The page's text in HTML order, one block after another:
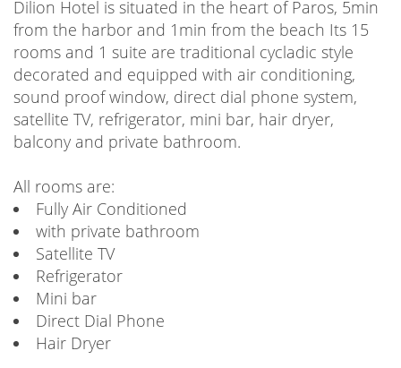
Dilion Hotel is situated in the heart of Paros, 5min
from the harbor and 1min from the beach Its 15
rooms and 1 suite are traditional cycladic style
decorated and equipped with air conditioning,
sound proof window, direct dial phone system,
satellite TV, refrigerator, mini bar, hair dryer,
balcony and private bathroom.
All rooms are:
Fully Air Conditioned
with private bathroom
Satellite TV
Refrigerator
Mini bar
Direct Dial Phone
Hair Dryer